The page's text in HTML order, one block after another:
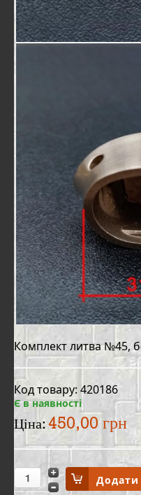
Комплект литва №45,
Код товару: 420186
Є в наявності
Ціна: 450,00 грн